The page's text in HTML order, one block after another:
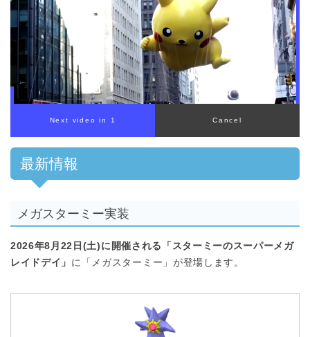
最新情報
メガスターミー実装
2026年8月22日(土)に開催される「スターミーのスーパーメガ
レイドデイ」 に「メガスターミー」が登場します。